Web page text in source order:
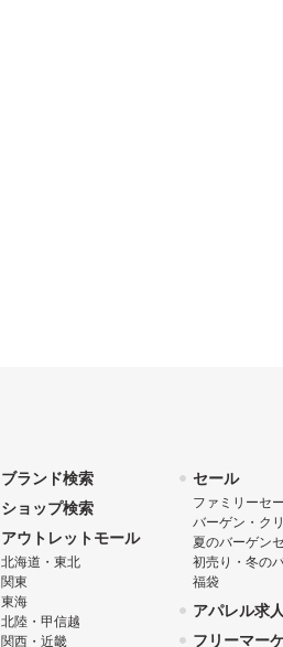
ブランド検索
ショップ検索
アウトレットモール
北海道・東北
関東
東海
北陸・甲信越
関西・近畿
セール
ファミリーセ
バーゲン・ク
夏のバーゲン
初売り・冬の
福袋
アパレル求
フリーマー